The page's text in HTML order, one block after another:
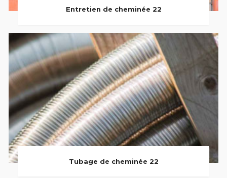
Entretien de cheminée 22
Tubage de cheminée 22